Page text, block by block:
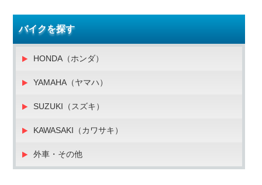
バイクを探す
HONDA（ホンダ）
YAMAHA（ヤマハ）
SUZUKI（スズキ）
KAWASAKI（カワサキ）
外車・その他